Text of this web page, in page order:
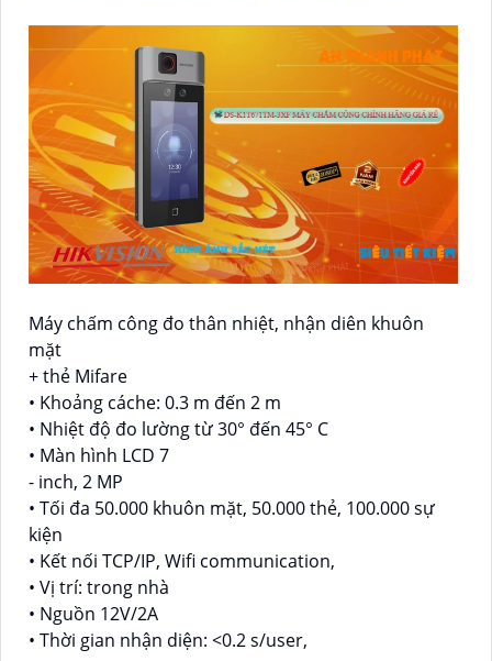
Máy chấm công đo thân nhiệt, nhận diên khuôn
mặt
+ thẻ Mifare
• Khoảng cáche: 0.3 m đến 2 m
• Nhiệt độ đo lường từ 30° đến 45° C
• Màn hình LCD 7
- inch, 2 MP
• Tối đa 50.000 khuôn mặt, 50.000 thẻ, 100.000 sự
kiện
• Kết nối TCP/IP, Wifi communication,
• Vị trí: trong nhà
• Nguồn 12V/2A
• Thời gian nhận diện: <0.2 s/user,